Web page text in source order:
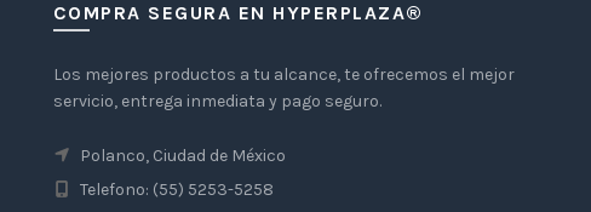
COMPRA SEGURA EN HYPERPLAZA®
Los mejores productos a tu alcance, te ofrecemos el mejor
servicio, entrega inmediata y pago seguro.
Polanco, Ciudad de México
Telefono: (55) 5253-5258